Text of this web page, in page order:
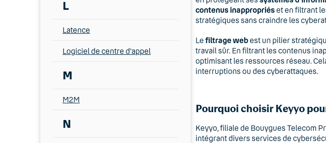
L
Latence
Logiciel de centre d'appel
M
M2M
N
contenus inappropriéset en filtrant
stratégiques sans craindre les
Le filtrage webest un pilier
travail sûr. En filtrant les contenus
optimisant les ressources réseau.
interruptions ou des cyberattaques.
Pourquoi choisir Keyyo
Keyyo, filiale de Bouygues Telecom
intégrant divers services de